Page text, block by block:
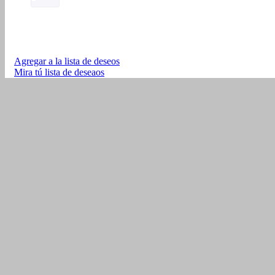
Agregar a la lista de deseos
Mira tú lista de deseaos